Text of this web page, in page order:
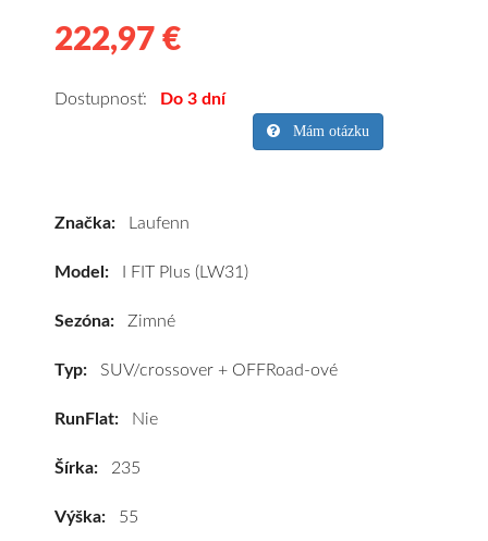
222,97 €
pneumatiky
SUV/crossover
ové
Laufenn
Plus
Dostupnosť: Do 3 dní
Mám otázku
Značka: Laufenn
Model: I FIT Plus (LW31)
Sezóna: Zimné
Typ: SUV/crossover + OFFRoad-ové
RunFlat: Nie
Šírka: 235
Výška: 55